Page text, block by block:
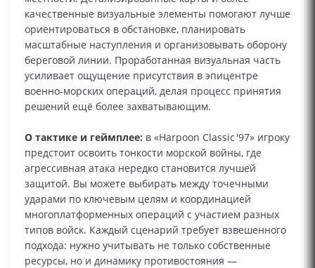
качественные визуальные элементы помогают лучше
ориентироваться в обстановке, планировать
масштабные наступления и организовывать оборону
береговой линии. Проработанная визуальная часть
усиливает ощущение присутствия в эпицентре
военно‑морских операций, делая процесс принятия
решений ещё более захватывающим.
О тактике и геймплее: в «Harpoon Classic '97» игроку
предстоит освоить тонкости морской войны, где
агрессивная атака нередко становится лучшей
защитой. Вы можете выбирать между точечными
ударами по ключевым целям и координацией
многоплатформенных операций с участием разных
типов войск. Каждый сценарий требует взвешенного
подхода: нужно учитывать не только собственные
ресурсы, но и динамику противостояния —